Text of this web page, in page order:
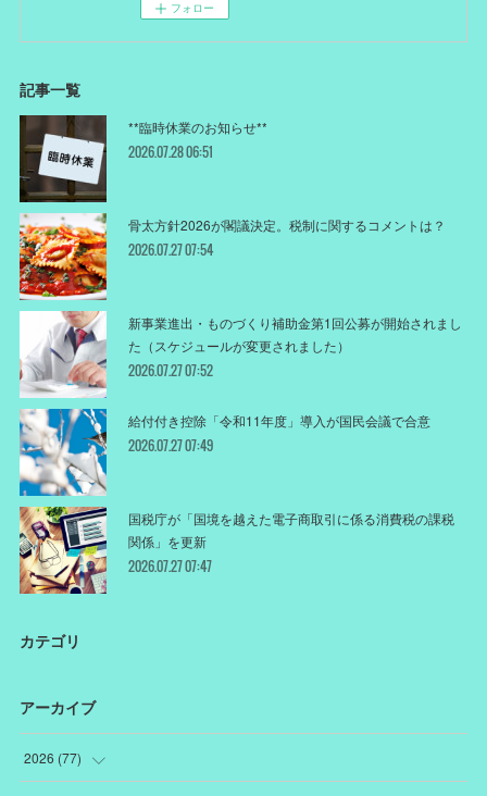
フォロー
記事一覧
**臨時休業のお知らせ**
2026.07.28 06:51
骨太方針2026が閣議決定。税制に関するコメントは？
2026.07.27 07:54
新事業進出・ものづくり補助金第1回公募が開始されまし
た（スケジュールが変更されました）
2026.07.27 07:52
給付付き控除「令和11年度」導入が国民会議で合意
2026.07.27 07:49
国税庁が「国境を越えた電子商取引に係る消費税の課税
関係」を更新
2026.07.27 07:47
カテゴリ
アーカイブ
2026 (77)